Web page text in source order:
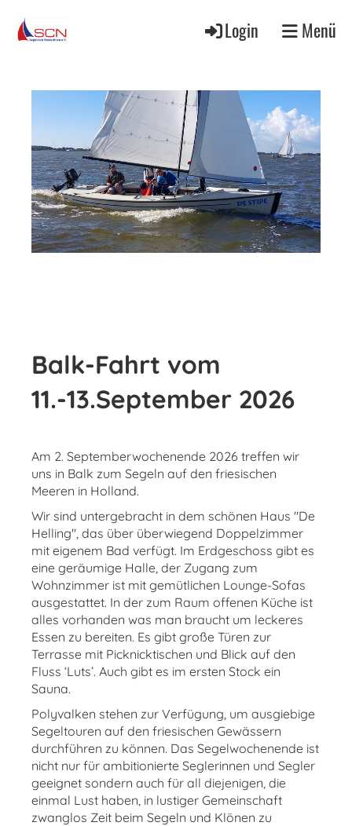
Login Menü
Balk-Fahrt vom
11.-13.September 2026
Am 2. Septemberwochenende 2026 treffen wir
uns in Balk zum Segeln auf den friesischen
Meeren in Holland.
Wir sind untergebracht in dem schönen Haus "De
Helling", das über überwiegend Doppelzimmer
mit eigenem Bad verfügt. Im Erdgeschoss gibt es
eine geräumige Halle, der Zugang zum
Wohnzimmer ist mit gemütlichen Lounge-Sofas
ausgestattet. In der zum Raum offenen Küche ist
alles vorhanden was man braucht um leckeres
Essen zu bereiten. Es gibt große Türen zur
Terrasse mit Picknicktischen und Blick auf den
Fluss ‘Luts’. Auch gibt es im ersten Stock ein
Sauna.
Polyvalken stehen zur Verfügung, um ausgiebige
Segeltouren auf den friesischen Gewässern
durchführen zu können. Das Segelwochenende ist
nicht nur für ambitionierte Seglerinnen und Segler
geeignet sondern auch für all diejenigen, die
einmal Lust haben, in lustiger Gemeinschaft
zwanglos Zeit beim Segeln und Klönen zu